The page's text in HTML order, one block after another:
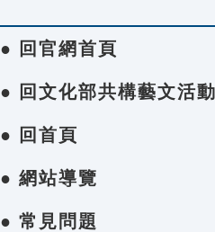
● 回官網首頁
● 回文化部共構藝文活
● 回首頁
● 網站導覽
● 常見問題